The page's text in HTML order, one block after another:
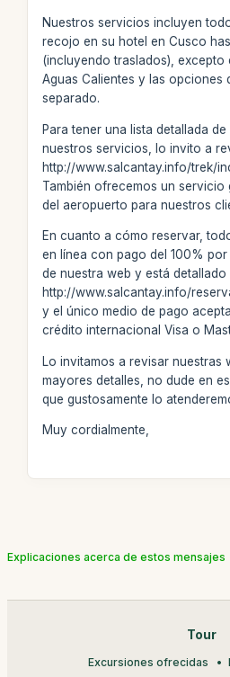
Nuestros servicios incluyen
recojo en su hotel en Cusco
(incluyendo traslados), excepto
Aguas Calientes y las opciones
separado.
Para tener una lista detallada
nuestros servicios, lo invito a
http://www.salcantay.info/trek/
También ofrecemos un servicio
del aeropuerto para nuestros
En cuanto a cómo reservar,
en línea con pago del 100%
de nuestra web y está detallado
http://www.salcantay.info/
y el único medio de pago
crédito internacional Visa o
Lo invitamos a revisar nuestras
mayores detalles, no dude en
que gustosamente lo
Muy cordialmente,
Explicaciones acerca de estos mensajes
Tour
Excursiones ofrecidas